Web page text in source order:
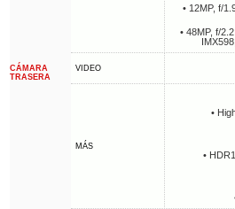
CÁMARA
TRASERA
• 12MP, f/
• 48MP, f/
VIDEO
MÁS
•
•